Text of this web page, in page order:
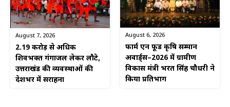
August 7, 2026
2.19 करोड़ से अधिक
शिवभक्त गंगाजल लेकर लौटे,
उत्तराखंड की व्यवस्थाओं की
देशभर में सराहना
August 6, 2026
फार्म एन फूड कृषि सम्मान
अवार्ड्स–2026 में ग्रामीण
विकास मंत्री भरत सिंह चौधरी ने
किया प्रतिभाग